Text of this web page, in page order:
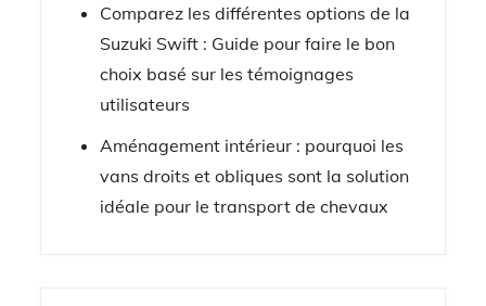
Comparez les différentes options de la
Suzuki Swift : Guide pour faire le bon
choix basé sur les témoignages
utilisateurs
Aménagement intérieur : pourquoi les
vans droits et obliques sont la solution
idéale pour le transport de chevaux